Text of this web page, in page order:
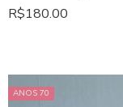
R$180.00
ANOS 70